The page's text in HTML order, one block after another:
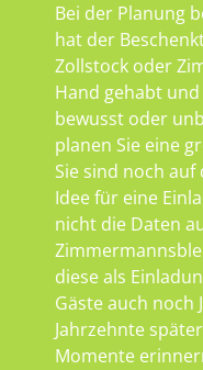
Bei der Planung
hat der
Zollstock oder
Hand gehabt
bewusst oder
planen Sie eine
Sie sind noch
Idee für eine
nicht die Daten
diese als
Gäste auch noch
Jahrzehnte
Momente